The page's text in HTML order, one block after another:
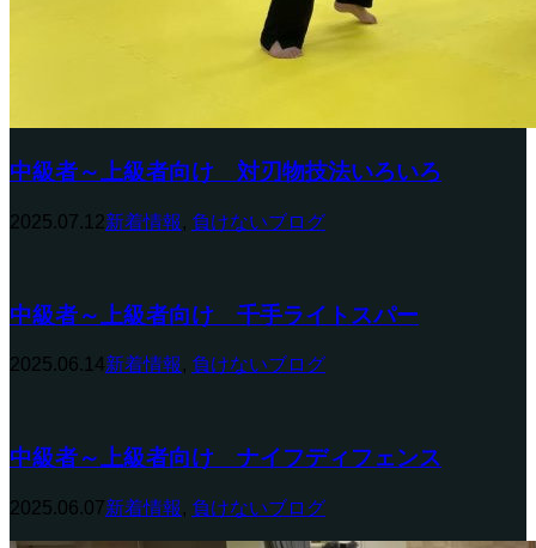
中級者～上級者向け 対刃物技法いろいろ
2025.07.12新着情報 , 負けないブログ
中級者～上級者向け 千手ライトスパー
2025.06.14新着情報 , 負けないブログ
中級者～上級者向け ナイフディフェンス
2025.06.07新着情報 , 負けないブログ